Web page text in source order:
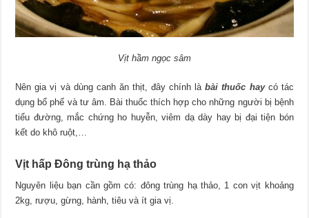
Vịt hầm ngọc sâm
Nên gia vị và dùng canh ăn thịt, đây chính làbài thuốc haycó tác
dụng bổ phế và tư âm. Bài thuốc thích hợp cho những người bị bệnh
tiểu đường, mắc chứng ho huyễn, viêm dạ dày hay bị đại tiện bón
kết do khô ruột,…
Vịt hấp Ðông trùng hạ thảo
Nguyên liệu bạn cần gồm có: đông trùng hạ thảo, 1 con vịt khoảng
2kg, rượu, gừng, hành, tiêu và ít gia vị.